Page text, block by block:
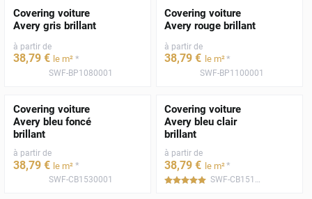
Covering voiture
Avery gris brillant
à partir de
38,79 € le m² *
SWF-BP1080001
Covering voiture
Avery rouge brillant
à partir de
38,79 € le m²*
SWF-BP1100001
Covering voiture
Avery bleu foncé
brillant
à partir de
38,79 € le m² *
SWF-CB1530001
Covering voiture
Avery bleu clair
brillant
à partir de
38,79 € le m²*
***** SWF-CB1510001